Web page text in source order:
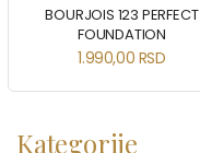
BOURJOIS 123 PERFECT
FOUNDATION
1.990,00 RSD
Kategorije